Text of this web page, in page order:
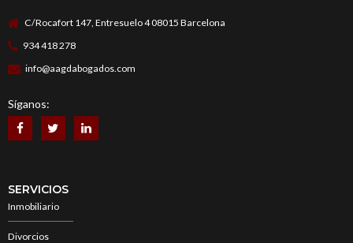
C/Rocafort 147, Entresuelo 4 08015 Barcelona
934 418 278
info@aagdabogados.com
Síganos:
SERVICIOS
Inmobiliario
Divorcios